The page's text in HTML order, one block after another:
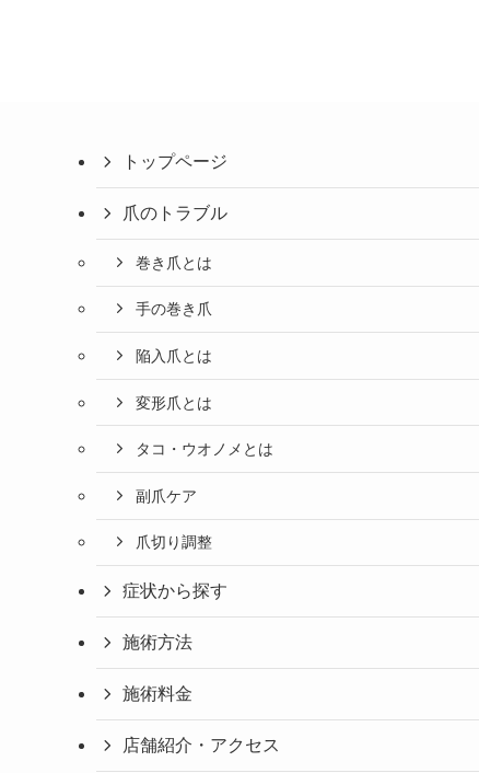
トップページ
爪のトラブル
巻き爪とは
手の巻き爪
陥入爪とは
変形爪とは
タコ・ウオノメとは
副爪ケア
爪切り調整
症状から探す
施術方法
施術料金
店舗紹介・アクセス